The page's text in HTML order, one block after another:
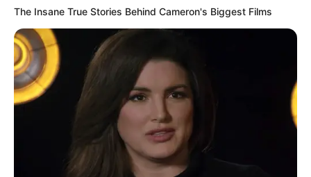
Tenemos todas las noticias que le
interesan. Para estar bien informado, por
favor, active las notificaciones de Alerta.
ACTIVAR AHORA
TEMAS DESTACADOS
The Insane True Stories Behind Cameron's Biggest Films